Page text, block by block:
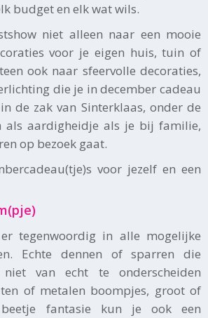
budget en elk wat wils.
niet alleen naar een mooie
voor je eigen huis, tuin of
ook naar sfeervolle decoraties,
die je in december cadeau
de zak van Sinterklaas, onder de
als aardigheidje als je bij familie,
op bezoek gaat.
voor jezelf en een
tegenwoordig in alle mogelijke
Echte dennen of sparren die
van echt te onderscheiden
of metalen boompjes, groot of
fantasie kun je ook een